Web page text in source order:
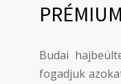
Budai
fogadjuk